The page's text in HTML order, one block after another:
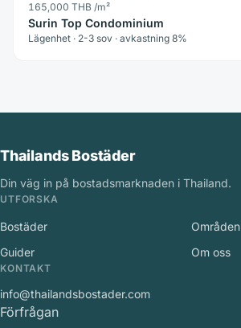
165,000 THB /m²
Surin Top Condominium
Lägenhet · 2-3 sov · avkastning 8%
Thailands Bostäder
Din väg in på bostadsmarknaden i Thailand.
UTFORSKA
Bostäder
Områden
Guider
Om oss
KONTAKT
info@thailandsbostader.com
Förfrågan